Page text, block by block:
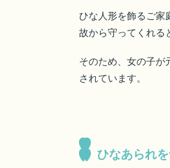
ひな人形を飾るご家
故から守ってくれる
そのため、女の子が
されています。
ひなあられ